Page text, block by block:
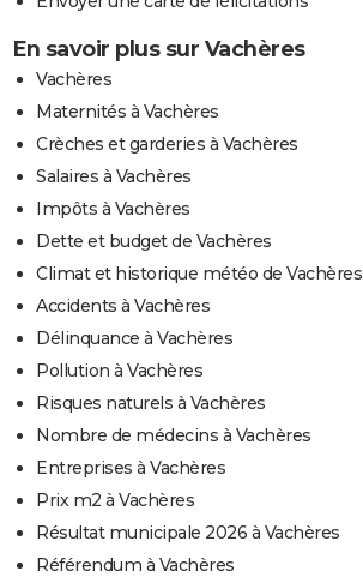
En savoir plus sur Vachères
Vachères
Maternités à Vachères
Crèches et garderies à Vachères
Salaires à Vachères
Impôts à Vachères
Dette et budget de Vachères
Climat et historique météo de Vachères
Accidents à Vachères
Délinquance à Vachères
Pollution à Vachères
Risques naturels à Vachères
Nombre de médecins à Vachères
Entreprises à Vachères
Prix m2 à Vachères
Résultat municipale 2026 à Vachères
Référendum à Vachères